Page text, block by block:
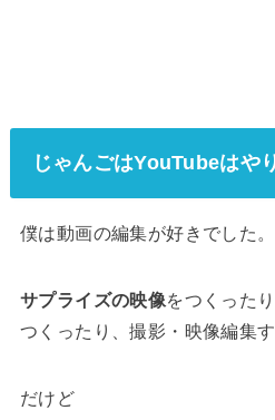
じゃんごはYouTubeはや
僕は動画の編集が好きでした。
サプライズの映像をつくったり
つくったり、撮影・映像編集
だけど